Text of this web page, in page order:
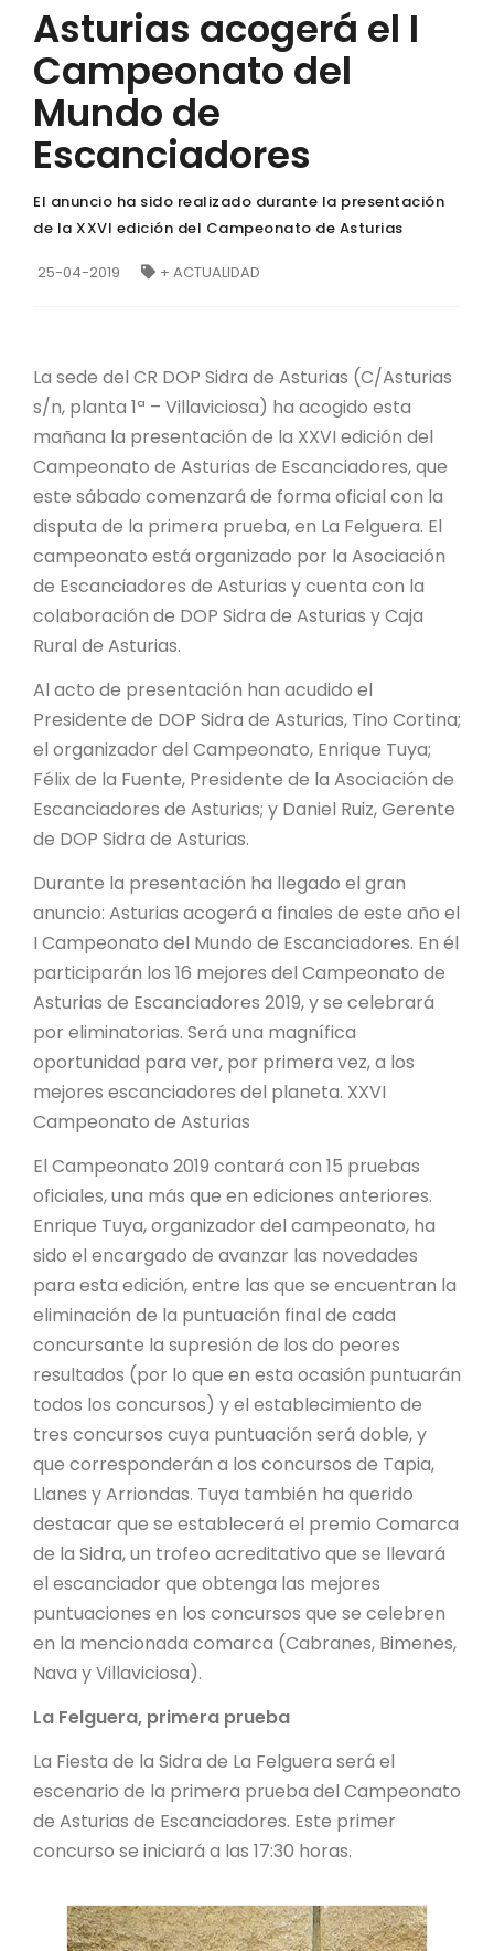
Asturias acogerá el I
Campeonato del
Mundo de
Escanciadores
El anuncio ha sido realizado durante la presentación
de la XXVI edición del Campeonato de Asturias
25-04-2019 + ACTUALIDAD
La sede del CR DOP Sidra de Asturias (C/Asturias
s/n, planta 1ª – Villaviciosa) ha acogido esta
mañana la presentación de la XXVI edición del
Campeonato de Asturias de Escanciadores, que
este sábado comenzará de forma oficial con la
disputa de la primera prueba, en La Felguera. El
campeonato está organizado por la Asociación
de Escanciadores de Asturias y cuenta con la
colaboración de DOP Sidra de Asturias y Caja
Rural de Asturias.
Al acto de presentación han acudido el
Presidente de DOP Sidra de Asturias, Tino Cortina;
el organizador del Campeonato, Enrique Tuya;
Félix de la Fuente, Presidente de la Asociación de
Escanciadores de Asturias; y Daniel Ruiz, Gerente
de DOP Sidra de Asturias.
Durante la presentación ha llegado el gran
anuncio: Asturias acogerá a finales de este año el
I Campeonato del Mundo de Escanciadores. En él
participarán los 16 mejores del Campeonato de
Asturias de Escanciadores 2019, y se celebrará
por eliminatorias. Será una magnífica
oportunidad para ver, por primera vez, a los
mejores escanciadores del planeta. XXVI
Campeonato de Asturias
El Campeonato 2019 contará con 15 pruebas
oficiales, una más que en ediciones anteriores.
Enrique Tuya, organizador del campeonato, ha
sido el encargado de avanzar las novedades
para esta edición, entre las que se encuentran la
eliminación de la puntuación final de cada
concursante la supresión de los do peores
resultados (por lo que en esta ocasión puntuarán
todos los concursos) y el establecimiento de
tres concursos cuya puntuación será doble, y
que corresponderán a los concursos de Tapia,
Llanes y Arriondas. Tuya también ha querido
destacar que se establecerá el premio Comarca
de la Sidra, un trofeo acreditativo que se llevará
el escanciador que obtenga las mejores
puntuaciones en los concursos que se celebren
en la mencionada comarca (Cabranes, Bimenes,
Nava y Villaviciosa).
La Felguera, primera prueba
La Fiesta de la Sidra de La Felguera será el
escenario de la primera prueba del Campeonato
de Asturias de Escanciadores. Este primer
concurso se iniciará a las 17:30 horas.